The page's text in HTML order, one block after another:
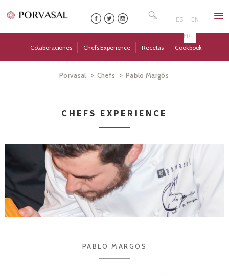
to
ES EN
FR
Colaboraciones Chefs Experience Recetas Cookbook
Porvasal > Chefs > Pablo Margós
CHEFS EXPERIENCE
PABLO MARGÓS